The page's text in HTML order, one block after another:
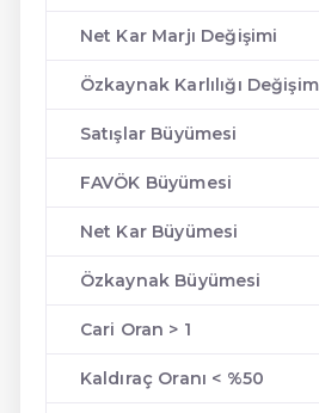
Net Kar Marjı Değişimi
Özkaynak Karlılığı
Satışlar Büyümesi
FAVÖK Büyümesi
Net Kar Büyümesi
Özkaynak Büyümesi
Cari Oran > 1
Kaldıraç Oranı < %50